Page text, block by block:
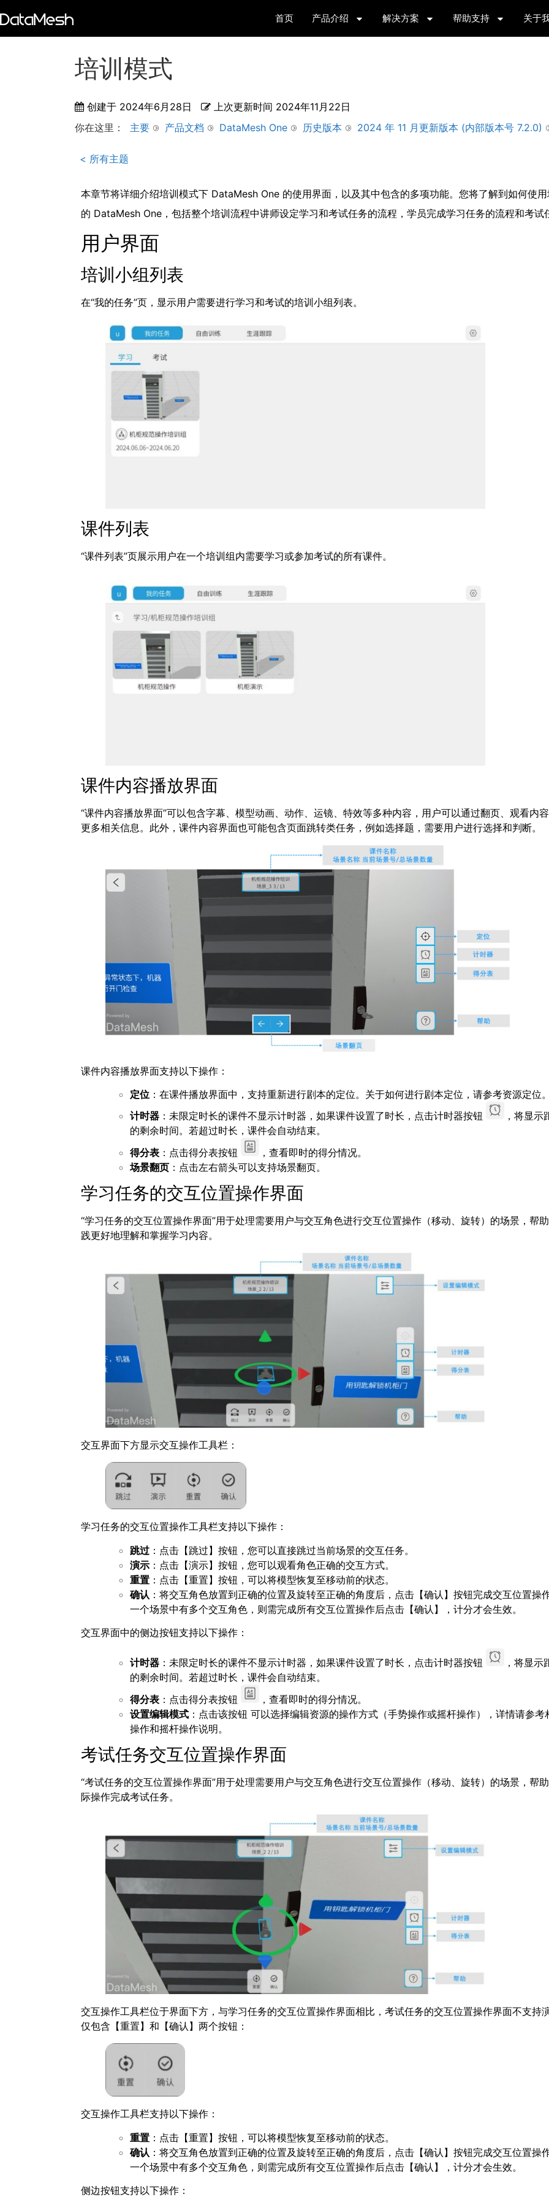
首页 产品介绍 解决方案 帮助支持 关于
培训模式
创建于 2024年6月28日 上次更新时间 2024年11月22日
你在这里：
主要 产品文档 DataMesh One 历史版本 2024 年 11 月更新版本 (内部版本号 7.2.0)
< 所有主题
本章节将详细介绍培训模式下 DataMesh One 的使用界面，以及其中包含的多项功能。您将了解到如何使
的 DataMesh One，包括整个培训流程中讲师设定学习和考试任务的流程，学员完成学习任务的流程和考试
用户界面
培训小组列表
在“我的任务”页，显示用户需要进行学习和考试的培训小组列表。
课件列表
“课件列表”页展示用户在一个培训组内需要学习或参加考试的所有课件。
课件内容播放界面
“课件内容播放界面”可以包含字幕、模型动画、动作、运镜、特效等多种内容，用户可以通过翻页、观看内
更多相关信息。此外，课件内容界面也可能包含页面跳转类任务，例如选择题，需要用户进行选择和判断。
课件内容播放界面支持以下操作：
定位 ：在课件播放界面中，支持重新进行剧本的定位。关于如何进行剧本定位，请参考资源定位。
计时器 ：未限定时长的课件不显示计时器，如果课件设置了时长，点击计时器按钮
，将显示
的剩余时间。若超过时长，课件会自动结束。
得分表 ：点击得分表按钮
，查看即时的得分情况。
场景翻页 ：点击左右箭头可以支持场景翻页。
学习任务的交互位置操作界面
“学习任务的交互位置操作界面”用于处理需要用户与交互角色进行交互位置操作（移动、旋转）的场景，帮
践更好地理解和掌握学习内容。
交互界面下方显示交互操作工具栏：
学习任务的交互位置操作工具栏支持以下操作：
跳过 ：点击【跳过】按钮，您可以直接跳过当前场景的交互任务。
演示 ：点击【演示】按钮，您可以观看角色正确的交互方式。
重置 ：点击【重置】按钮，可以将模型恢复至移动前的状态。
确认 ：将交互角色放置到正确的位置及旋转至正确的角度后，点击【确认】按钮完成交互位置操作
一个场景中有多个交互角色，则需完成所有交互位置操作后点击【确认】，计分才会生效。
交互界面中的侧边按钮支持以下操作：
计时器 ：未限定时长的课件不显示计时器，如果课件设置了时长，点击计时器按钮
，将显示
的剩余时间。若超过时长，课件会自动结束。
得分表 ：点击得分表按钮
，查看即时的得分情况。
设置编辑模式 ：点击该按钮 可以选择编辑资源的操作方式（手势操作或摇杆操作），详情请参考
操作和摇杆操作说明。
考试任务交互位置操作界面
“考试任务的交互位置操作界面”用于处理需要用户与交互角色进行交互位置操作（移动、旋转）的场景，帮
际操作完成考试任务。
交互操作工具栏位于界面下方，与学习任务的交互位置操作界面相比，考试任务的交互位置操作界面不支持
仅包含【重置】和【确认】两个按钮：
交互操作工具栏支持以下操作：
重置 ：点击【重置】按钮，可以将模型恢复至移动前的状态。
确认 ：将交互角色放置到正确的位置及旋转至正确的角度后，点击【确认】按钮完成交互位置操作
一个场景中有多个交互角色，则需完成所有交互位置操作后点击【确认】，计分才会生效。
侧边按钮支持以下操作：